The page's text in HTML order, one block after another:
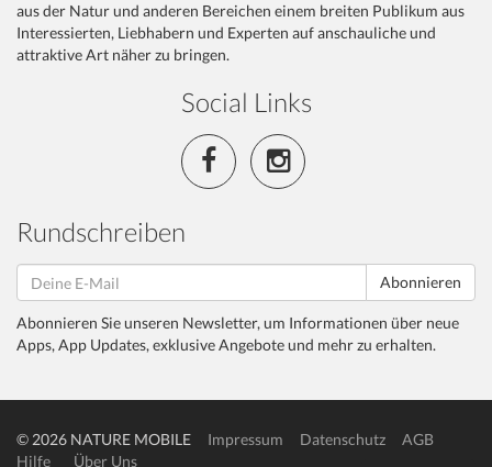
aus der Natur und anderen Bereichen einem breiten Publikum aus
Interessierten, Liebhabern und Experten auf anschauliche und
attraktive Art näher zu bringen.
Social Links
Rundschreiben
Abonnieren
Abonnieren Sie unseren Newsletter, um Informationen über neue
Apps, App Updates, exklusive Angebote und mehr zu erhalten.
© 2026 NATURE MOBILE Impressum Datenschutz
AGB
Hilfe
Über Uns